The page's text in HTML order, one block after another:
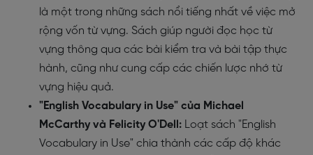
là một trong những sách nổi tiếng nhất về việc mở
rộng vốn từ vựng. Sách giúp người đọc học từ
vựng thông qua các bài kiểm tra và bài tập thực
hành, cũng như cung cấp các chiến lược nhớ từ
vựng hiệu quả.
"English Vocabulary in Use" của Michael
McCarthy và Felicity O'Dell: Loạt sách "English
Vocabulary in Use" chia thành các cấp độ khác